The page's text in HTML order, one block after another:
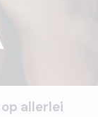
allerlei